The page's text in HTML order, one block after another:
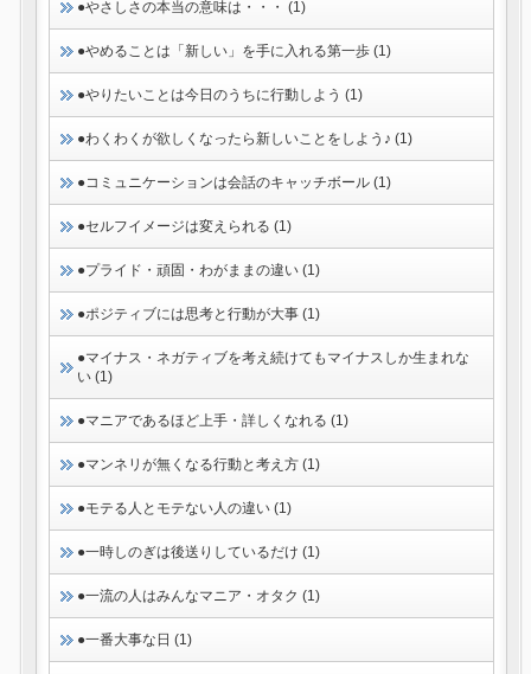
●やさしさの本当の意味は・・・ (1)
●やめることは「新しい」を手に入れる第一歩 (1)
●やりたいことは今日のうちに行動しよう (1)
●わくわくが欲しくなったら新しいことをしよう♪ (1)
●コミュニケーションは会話のキャッチボール (1)
●セルフイメージは変えられる (1)
●プライド・頑固・わがままの違い (1)
●ポジティブには思考と行動が大事 (1)
●マイナス・ネガティブを考え続けてもマイナスしか生まれな
い (1)
●マニアであるほど上手・詳しくなれる (1)
●マンネリが無くなる行動と考え方 (1)
●モテる人とモテない人の違い (1)
●一時しのぎは後送りしているだけ (1)
●一流の人はみんなマニア・オタク (1)
●一番大事な日 (1)